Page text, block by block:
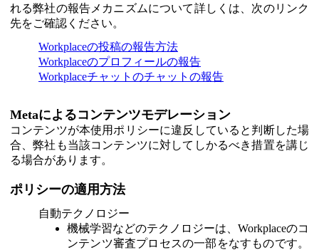
れる弊社の報告メカニズムについて詳しくは、次のリンク
先をご確認ください。
Workplaceの投稿の報告方法
Workplaceのプロフィールの報告
Workplaceチャットのチャットの報告
Metaによるコンテンツモデレーション
コンテンツが本使用ポリシーに違反していると判断した場
合、弊社も当該コンテンツに対してしかるべき措置を講じ
る場合があります。
ポリシーの適用方法
自動テクノロジー
機械学習などのテクノロジーは、Workplaceのコ
ンテンツ審査プロセスの一部をなすものです。